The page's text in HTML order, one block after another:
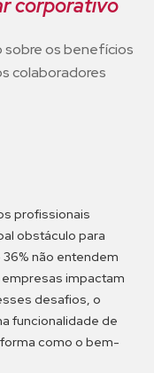
corporativo
os benefícios
colaboradores
profissionais
obstáculo para
não entendem
impactam
desafios, o
funcionalidade de
como o bem-